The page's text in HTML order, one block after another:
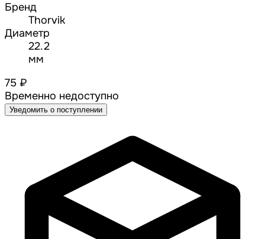
Бренд
Thorvik
Диаметр
22.2
мм
75 ₽
Временно недоступно
Уведомить о поступлении